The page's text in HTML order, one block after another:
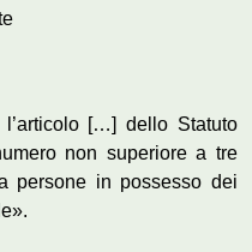
l’articolo […] dello Statuto
non superiore a tre
persone in possesso dei